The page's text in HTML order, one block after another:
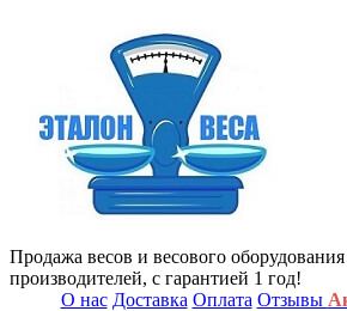
Продажа весов и весового
производителей, с гарантией 1 год!
О нас Доставка Оплата Отзывы